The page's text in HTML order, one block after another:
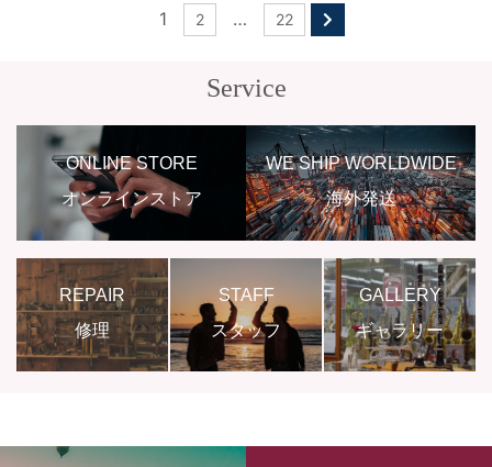
1 2 … 22
Service
ONLINE STORE
オンラインストア
WE SHIP WORLDWIDE
海外発送
REPAIR
修理
STAFF
スタッフ
GALLERY
ギャラリー